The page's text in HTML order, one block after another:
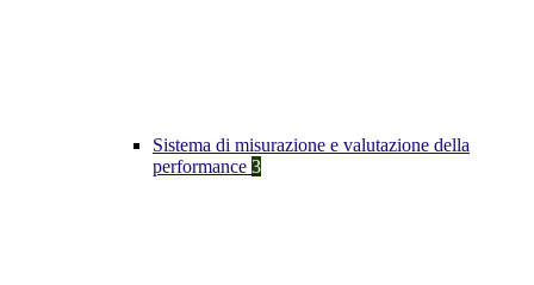
Sistema di misurazione e valutazione della
performance 3